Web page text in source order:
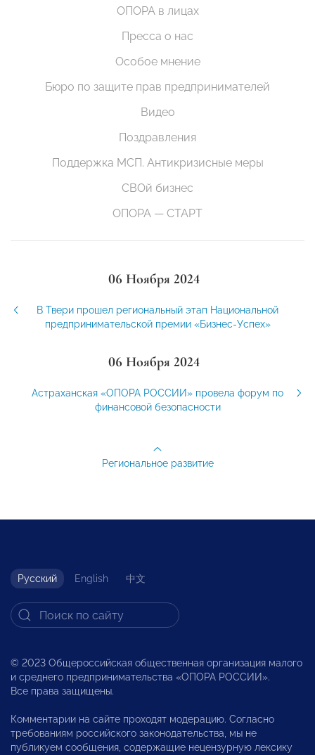
ОПОРА в лицах
Пресса о нас
Особое мнение
Бюро по защите прав предпринимателей
Видео
Поздравления
Поддержка МСП. Антикризисные меры
СВОй бизнес
ОПОРА — СТАРТ
06 Ноября 2024
В Твери прошел региональный этап Национальной
предпринимательской премии «Бизнес-Успех»
06 Ноября 2024
Астраханская «ОПОРА РОССИИ» провела форум по
финансовой безопасности
Региональное развитие
Русский English 中文
© 2023 Общероссийская общественная организация малого
и среднего предпринимательства «ОПОРА РОССИИ».
Все права защищены.
Комментарии на сайте проходят модерацию. Согласно
требованиям российского законодательства, мы не
публикуем сообщения, содержащие нецензурную лексику